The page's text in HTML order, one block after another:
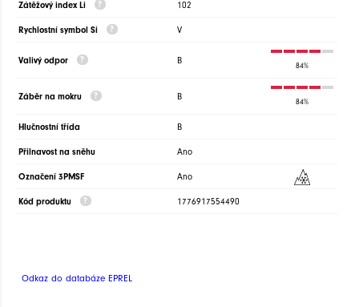
Zátěžový index Li 102
Rychlostní symbol Si V
Valivý odpor B
84%
Záběr na mokru B
84%
Hlučnostní třída B
Přilnavost na sněhu Ano
Označení 3PMSF Ano
Kód produktu 1776917554490
Odkaz do databáze EPREL